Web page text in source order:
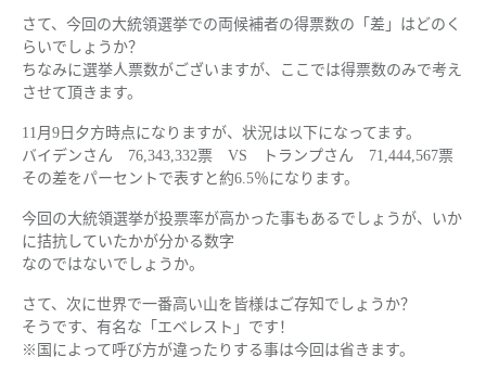
さて、今回の大統領選挙での両候補者の得票数の「差」はどのく
らいでしょうか？
ちなみに選挙人票数がございますが、ここでは得票数のみで考え
させて頂きます。
11月9日夕方時点になりますが、状況は以下になってます。
バイデンさん 76,343,332票 VS トランプさん 71,444,567票
その差をパーセントで表すと約6.5％になります。
今回の大統領選挙が投票率が高かった事もあるでしょうが、いか
に拮抗していたかが分かる数字
なのではないでしょうか。
さて、次に世界で一番高い山を皆様はご存知でしょうか？
そうです、有名な「エベレスト」です！
※国によって呼び方が違ったりする事は今回は省きます。